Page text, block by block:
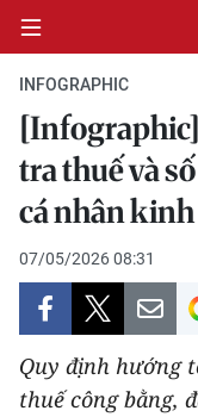
CHÍNH TRỊ
KINH TẾ
VĂN HÓA
XÃ HỘI
PHÁP LUẬT
INFOGRAPHIC
tra thuế và
cá nhân
07/05/2026 08:31
Quy định hướng
thuế công bằng,